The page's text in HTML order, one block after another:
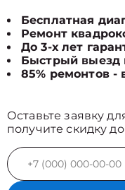
Бесплатная
Ремонт
До 3-х лет
Быстрый выезд
85% ремонтов -
Оставьте заявку
получите скидку до